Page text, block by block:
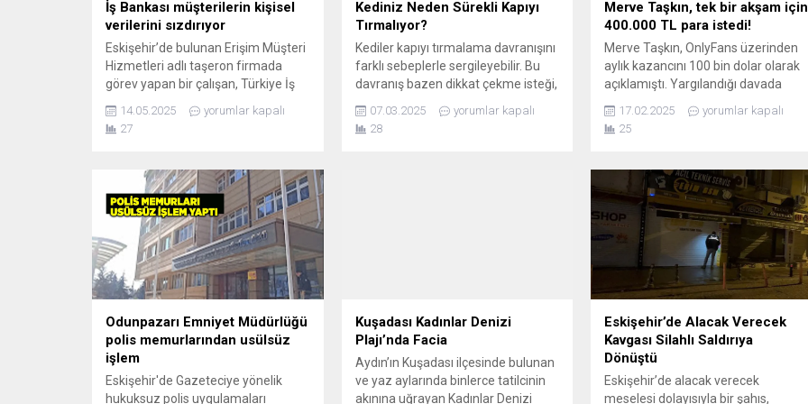
İş Bankası müşterilerin kişisel
verilerini sızdırıyor
Eskişehir’de bulunan Erişim Müşteri
Hizmetleri adlı taşeron firmada
görev yapan bir çalışan, Türkiye İş
müşteri bilgilerini yasa dışı yollarla
dışarı aktardı.Olayın basit bir ihmal
şekilde tekrarlandığı WhatsApp
üzerinden gönderilen ekran
görüntüleri ve fotoğraflarla
ispatlandı. Gazeteci T.E., elindeki
somut delilleri CİMER, BDDK, KVKK...
14.05.2025
yorumlar kapalı
27
Kediniz Neden Sürekli Kapıyı
Tırmalıyor?
Kediler kapıyı tırmalama davranışını
farklı sebeplerle sergileyebilir. Bu
davranış bazen dikkat çekme isteği,
kaynaklanabilir. Kedinizin neden
kapıyı tırmaladığını anlamak ve bu
07.03.2025
yorumlar kapalı
28
Merve Taşkın, tek bir akşam için
400.000 TL para istedi!
Merve Taşkın, OnlyFans üzerinden
aylık kazancını 100 bin dolar olarak
açıklamıştı. Yargılandığı davada
17.02.2025
yorumlar kapalı
25
Odunpazarı Emniyet Müdürlüğü
polis memurlarından usülsüz
işlem
Eskişehir'de Gazeteciye yönelik
hukuksuz polis uygulamaları
Kuşadası Kadınlar Denizi
Plajı’nda Facia
Aydın’ın Kuşadası ilçesinde bulunan
ve yaz aylarında binlerce tatilcinin
akınına uğrayan Kadınlar Denizi
Eskişehir’de Alacak Verecek
Kavgası Silahlı Saldırıya
Dönüştü
Eskişehir’de alacak verecek
meselesi dolayısıyla bir şahıs,